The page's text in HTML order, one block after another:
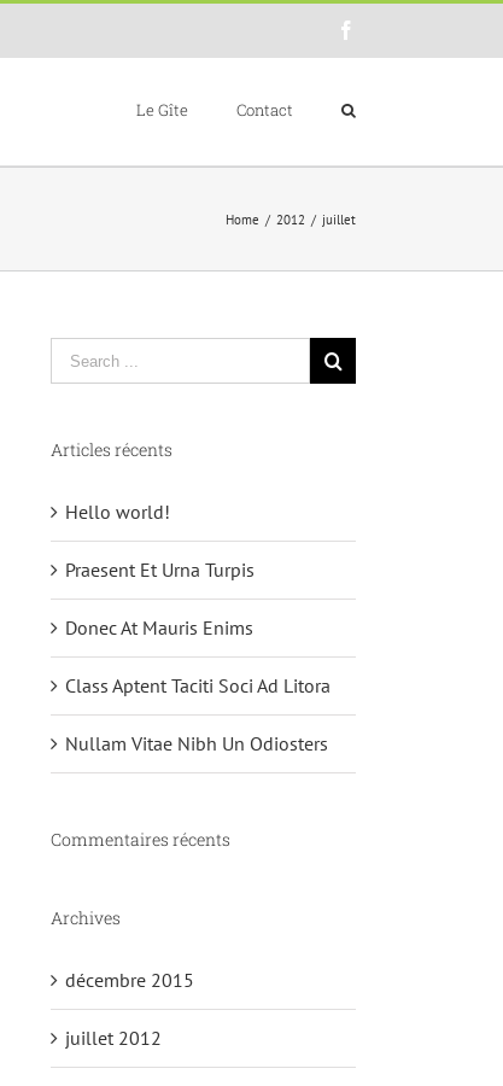
Le Gîte Contact
Home / 2012 / juillet
Articles récents
Hello world!
Praesent Et Urna Turpis
Donec At Mauris Enims
Class Aptent Taciti Soci Ad Litora
Nullam Vitae Nibh Un Odiosters
Commentaires récents
Archives
décembre 2015
juillet 2012